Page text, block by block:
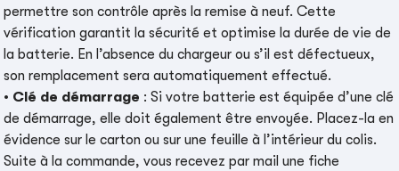
permettre son contrôle après la remise à neuf. Cette
vérification garantit la sécurité et optimise la durée de vie de
la batterie. En l’absence du chargeur ou s’il est défectueux,
son remplacement sera automatiquement effectué.
• Clé de démarrage : Si votre batterie est équipée d’une clé
de démarrage, elle doit également être envoyée. Placez-la en
évidence sur le carton ou sur une feuille à l’intérieur du colis.
Suite à la commande, vous recevez par mail une fiche